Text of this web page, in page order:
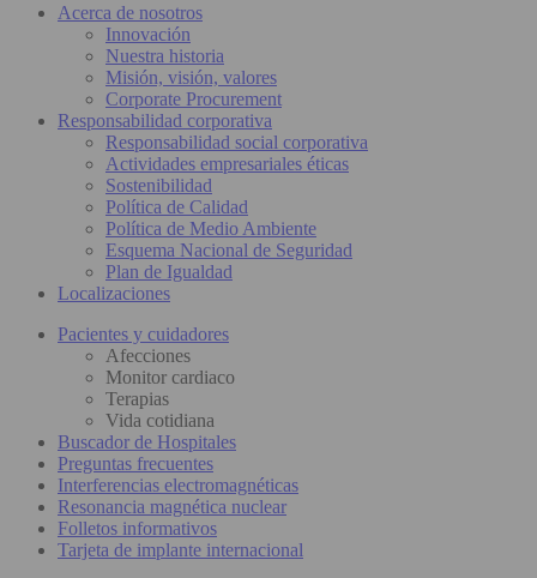
Acerca de nosotros
Innovación
Nuestra historia
Misión, visión, valores
Corporate Procurement
Responsabilidad corporativa
Responsabilidad social corporativa
Actividades empresariales éticas
Sostenibilidad
Política de Calidad
Política de Medio Ambiente
Esquema Nacional de Seguridad
Plan de Igualdad
Localizaciones
Pacientes y cuidadores
Afecciones
Monitor cardiaco
Terapias
Vida cotidiana
Buscador de Hospitales
Preguntas frecuentes
Interferencias electromagnéticas
Resonancia magnética nuclear
Folletos informativos
Tarjeta de implante internacional